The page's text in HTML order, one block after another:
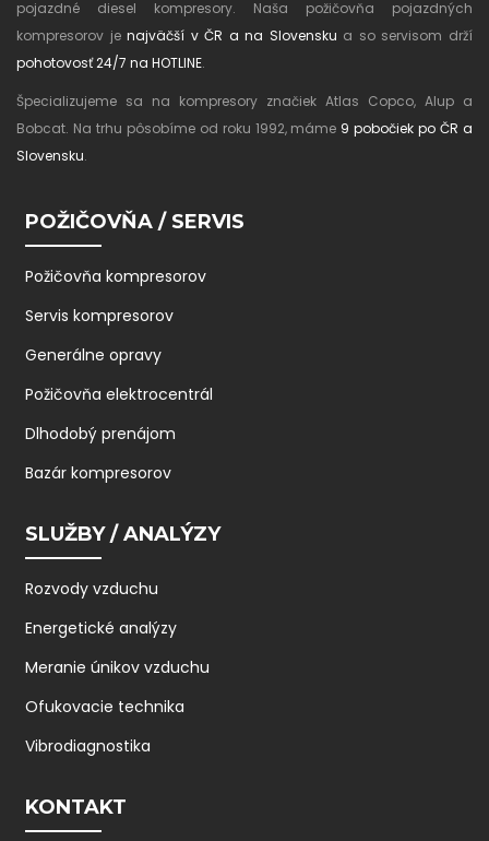
pojazdné diesel kompresory. Naša požičovňa pojazdných
kompresorov jenajväčší v ČR a na Slovensku a so servisom drží
pohotovosť 24/7 na HOTLINE.
Špecializujeme sa na kompresory značiek Atlas Copco, Alup a
Bobcat. Na trhu pôsobíme od roku 1992, máme 9 pobočiek po ČR a
Slovensku.
POŽIČOVŇA / SERVIS
Požičovňa kompresorov
Servis kompresorov
Generálne opravy
Požičovňa elektrocentrál
Dlhodobý prenájom
Bazár kompresorov
SLUŽBY / ANALÝZY
Rozvody vzduchu
Energetické analýzy
Meranie únikov vzduchu
Ofukovacie technika
Vibrodiagnostika
KONTAKT